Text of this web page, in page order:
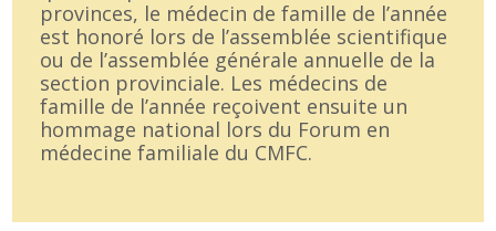
provinces, le médecin de famille de l’année
est honoré lors de l’assemblée scientifique
ou de l’assemblée générale annuelle de la
section provinciale. Les médecins de
famille de l’année reçoivent ensuite un
hommage national lors du Forum en
médecine familiale du CMFC.